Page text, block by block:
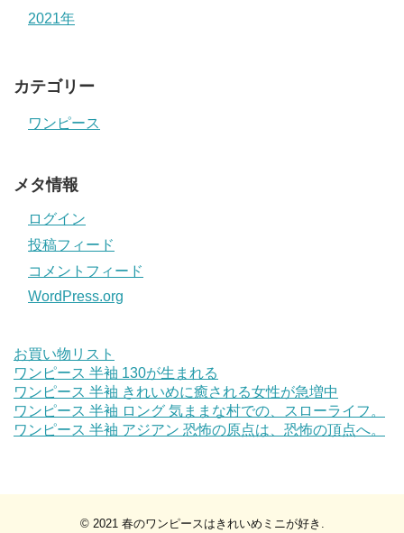
2021年
カテゴリー
ワンピース
メタ情報
ログイン
投稿フィード
コメントフィード
WordPress.org
お買い物リスト
ワンピース 半袖 130が生まれる
ワンピース 半袖 きれいめに癒される女性が急増中
ワンピース 半袖 ロング 気ままな村での、スローライフ。
ワンピース 半袖 アジアン 恐怖の原点は、恐怖の頂点へ。
© 2021 春のワンピースはきれいめミニが好き .